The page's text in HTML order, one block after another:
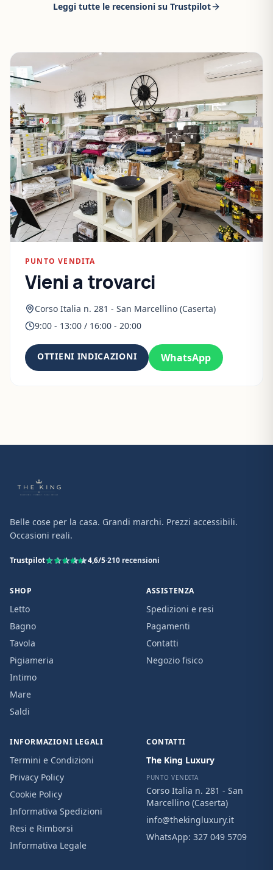
Leggi tutte le recensioni su Trustpilot
PUNTO VENDITA
Vieni a trovarci
Corso Italia n. 281 - San Marcellino (Caserta)
9:00 - 13:00 / 16:00 - 20:00
OTTIENI INDICAZIONI WhatsApp
Belle cose per la casa. Grandi marchi. Prezzi accessibili.
Occasioni reali.
Trustpilot 4,6/5·210 recensioni
SHOP
Letto
Bagno
Tavola
Pigiameria
Intimo
Mare
Saldi
ASSISTENZA
Spedizioni e resi
Pagamenti
Contatti
Negozio fisico
INFORMAZIONI LEGALI
Termini e Condizioni
Privacy Policy
Cookie Policy
Informativa Spedizioni
Resi e Rimborsi
Informativa Legale
CONTATTI
The King Luxury
PUNTO VENDITA
Corso Italia n. 281 - San
Marcellino (Caserta)
info@thekingluxury.it
WhatsApp: 327 049 5709